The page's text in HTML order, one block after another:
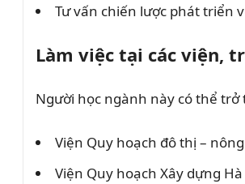
Tư vấn chiến lược phát triển
Làm việc tại các viện,
Người học ngành này có thể
Viện Quy hoạch đô thị –
Viện Quy hoạch Xây dựng